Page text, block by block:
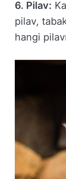
6. Pilav:
pilav,
hangi